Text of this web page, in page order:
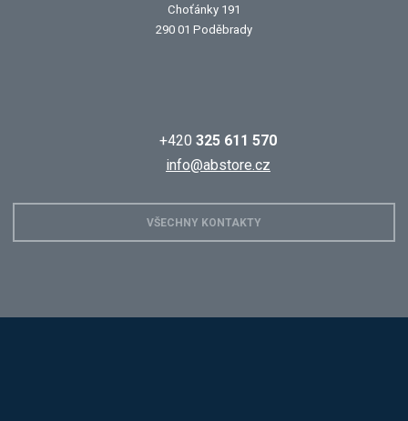
Choťánky 191
290 01 Poděbrady
+420 325 611 570
info@abstore.cz
VŠECHNY KONTAKTY